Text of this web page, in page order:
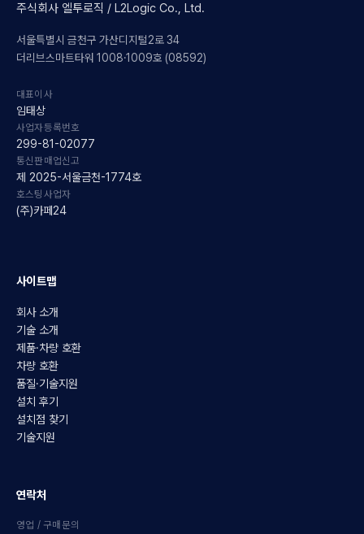
주식회사 엘투로직 / L2Logic Co., Ltd.
서울특별시 금천구 가산디지털2로 34
더리브스마트타워 1008·1009호 (08592)
대표이사
임태상
사업자등록번호
299-81-02077
통신판매업신고
제 2025-서울금천-1774호
호스팅사업자
(주)카페24
사이트맵
회사 소개
기술 소개
제품·차량 호환
차량 호환
품질·기술지원
설치 후기
설치점 찾기
기술지원
연락처
영업 / 구매문의